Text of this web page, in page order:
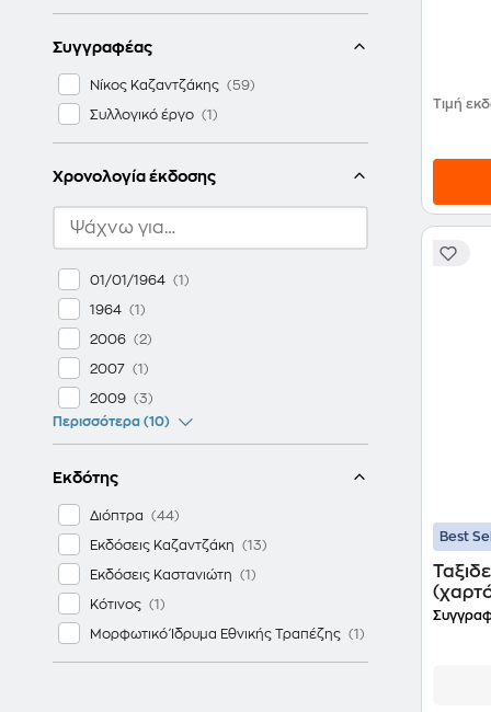
Συγγραφέας
Νίκος Καζαντζάκης
Συλλογικό έργο
Χρονολογία έκδοσης
01/01/1964
1964
2006
2007
2009
Περισσότερα (10)
Εκδότης
Διόπτρα
Εκδόσεις Καζαντζάκη
Εκδόσεις Καστανιώτη
Κότινος
Μορφωτικό Ίδρυμα Εθνικής Τραπέζης
Τιμή
Best